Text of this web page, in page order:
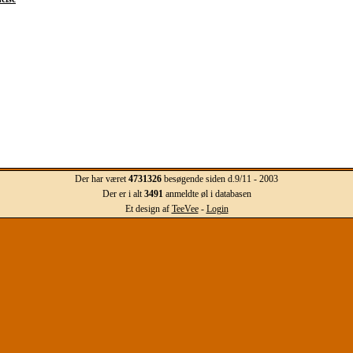
Der har været4731326besøgende siden d.9/11 - 2003
Der er i alt3491anmeldte øl i databasen
Et design af TeeVee- Login